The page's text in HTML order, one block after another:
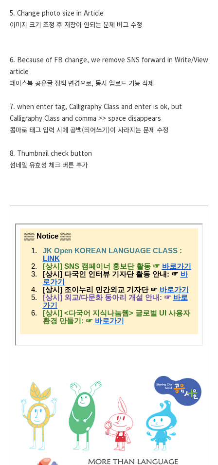
5. Change photo size in Article
이미지 크기 조정 후 저장이 안되는 문제 버그 수정
6. Because of FB change, we remove SNS forward in Write/View
article
페이스북 공유글 정책 변경으로, 동시 업로드 기능 삭제
7. when enter tag, Calligraphy Class and enter is ok, but
Calligraphy Class and comma >> space disappears
콤마로 태그 입력 시에 공백(띄어쓰기)이 사라지는 문제 수정
8. Thumbnail check button
섬네일 유효성 체크 버튼 추가